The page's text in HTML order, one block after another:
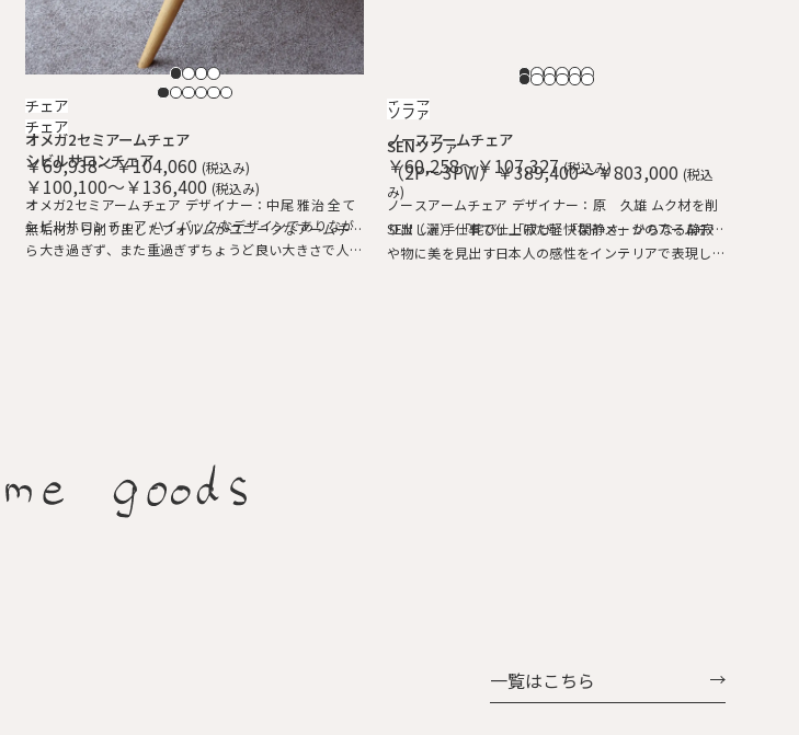
チェア
オメガ2セミアームチェア
￥69,938～￥104,060 (税込み)
オメガ2セミアームチェア デザイナー：中尾 雅治 全て
無垢材から削り出したフォルムがユニークなアームチ
ェアです。 丸い面取りが優しい手触り。ゆったりとし
チェア
ノースアームチェア
￥60,258～￥107,327 (税込み)
ノースアームチェア デザイナー：原 久雄 ムク材を削
り出し、手仕事で仕上げた軽快なイメージのアームチ
ェア。 柔らかな手触りと、ギリギリまで細身に仕上げ
チェア
シビルサロンチェア
￥100,100～￥136,400 (税込み)
シビルサロンチェア ハイバックなデザインでありなが
ら大き過ぎず、また重過ぎずちょうど良い大きさで人気
ソファ
SENソファ
（2P～3PW）￥389,400～￥803,000 (税込
み)
SEN（灑） 「侘び」「寂び」「閑静さ」からなる静寂
や物に美を見出す日本人の感性をインテリアで表現し
一覧はこちら